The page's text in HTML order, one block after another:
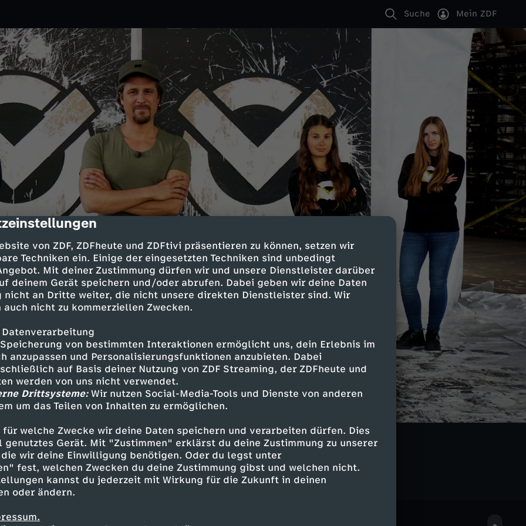
von ZDF, ZDFheute und ZDFtivi präsentieren zu können, setzen wir
Techniken ein. Einige der eingesetzten Techniken sind unbedingt
Mit deiner Zustimmung dürfen wir und unsere Dienstleister darüber
deinem Gerät speichern und/oder abrufen. Dabei geben wir deine Daten
nicht an Dritte weiter, die nicht unsere direkten Dienstleister sind. Wir
nicht zu kommerziellen Zwecken.
von bestimmten Interaktionen ermöglicht uns, dein Erlebnis im
anzupassen und Personalisierungsfunktionen anzubieten. Dabei
auf Basis deiner Nutzung von ZDF Streaming, der ZDFheute und
werden von uns nicht verwendet.
Drittsysteme:Wir nutzen Social-Media-Tools und Dienste von anderen
um das Teilen von Inhalten zu ermöglichen.
für welche Zwecke wir deine Daten speichern und verarbeiten dürfen. Dies
Gerät. Mit "Zustimmen" erklärst du deine Zustimmung zu unserer
wir deine Einwilligung benötigen. Oder du legst unter
fest, welchen Zwecken du deine Zustimmung gibst und welchen nicht.
kannst du jederzeit mit Wirkung für die Zukunft in deinen
oder ändern.
Suche Mein ZDF
lassen?
entdecken
genial Checkpoint